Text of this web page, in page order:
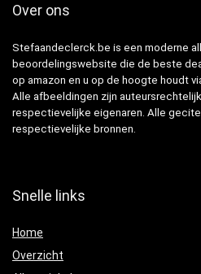
Over ons
Stefaandeclerck.be is een moderne
beoordelingswebsite die de beste
op amazon en u op de hoogte houdt
Alle afbeeldingen zijn
respectievelijke eigenaren. Alle
respectievelijke bronnen.
Snelle links
Home
Overzicht